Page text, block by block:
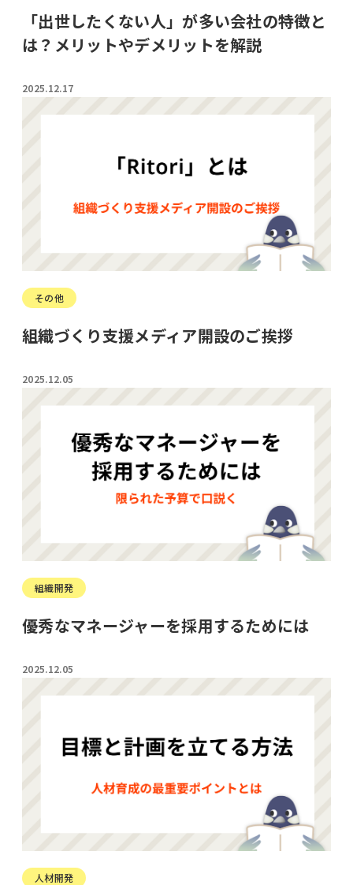
「出世したくない人」が多い会社の特徴と
は？メリットやデメリットを解説
2025.12.17
その他
組織づくり支援メディア開設のご挨拶
2025.12.05
組織開発
優秀なマネージャーを採用するためには
2025.12.05
人材開発